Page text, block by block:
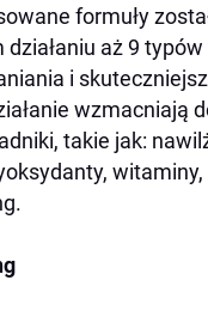
formuły
aż 9
i
wzmacniają
takie jak:
witaminy,